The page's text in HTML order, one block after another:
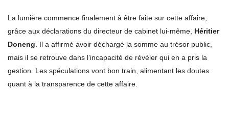
La lumière commence finalement à être faite sur cette affaire,
grâce aux déclarations du directeur de cabinet lui-même, Héritier
Doneng. Il a affirmé avoir déchargé la somme au trésor public,
mais il se retrouve dans l’incapacité de révéler qui en a pris la
gestion. Les spéculations vont bon train, alimentant les doutes
quant à la transparence de cette affaire.